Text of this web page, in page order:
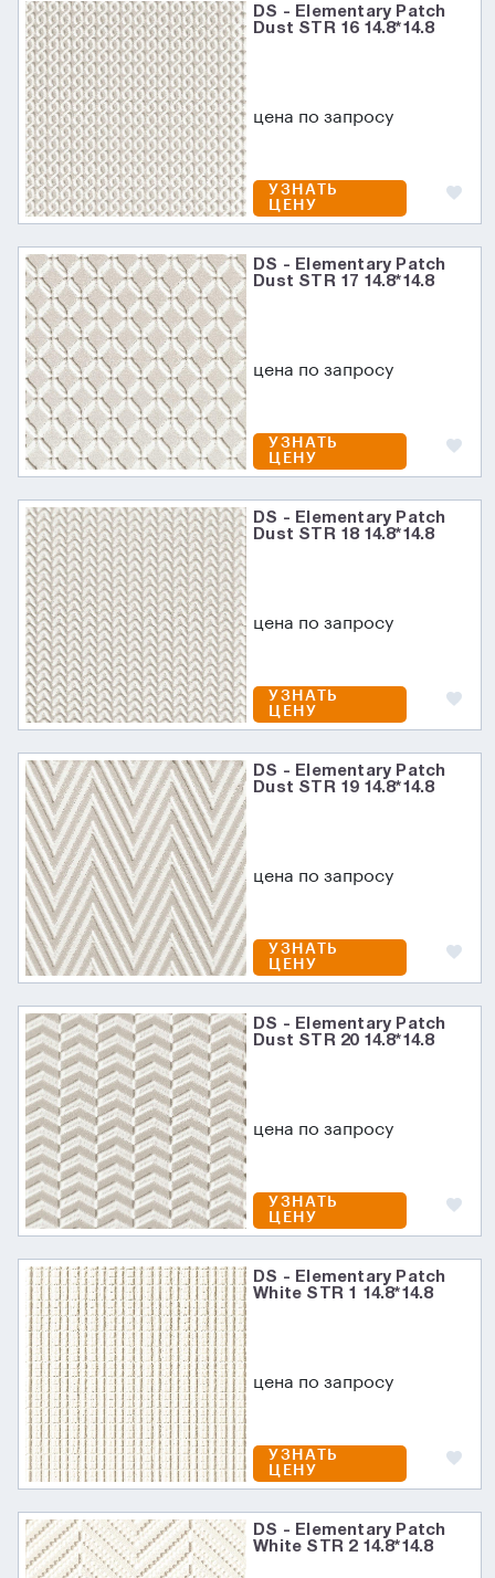
DS - Elementary Patch
Dust STR 16 14.8*14.8
цена по запросу
УЗНАТЬ
ЦЕНУ
DS - Elementary Patch
Dust STR 17 14.8*14.8
цена по запросу
УЗНАТЬ
ЦЕНУ
DS - Elementary Patch
Dust STR 18 14.8*14.8
цена по запросу
УЗНАТЬ
ЦЕНУ
DS - Elementary Patch
Dust STR 19 14.8*14.8
цена по запросу
УЗНАТЬ
ЦЕНУ
DS - Elementary Patch
Dust STR 20 14.8*14.8
цена по запросу
УЗНАТЬ
ЦЕНУ
DS - Elementary Patch
White STR 1 14.8*14.8
цена по запросу
УЗНАТЬ
ЦЕНУ
DS - Elementary Patch
White STR 2 14.8*14.8